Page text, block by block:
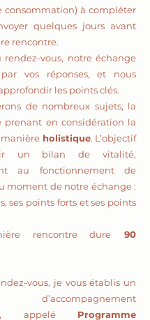
consommation) à compléter
quelques jours avant
rencontre.
rendez-vous, notre échange
vos réponses, et nous
les points clés.
de nombreux sujets, la
prenant en considération la
holistique. L’objectif
un bilan de vitalité,
au fonctionnement de
moment de notre échange :
ses points forts et ses points
rencontre dure 90
vous, je vous établis un
d’accompagnement
appelé Programme